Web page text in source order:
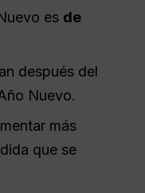
es de
después del
Nuevo.
más
que se